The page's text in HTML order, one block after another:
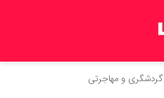
گردشگری و مهاجرتی